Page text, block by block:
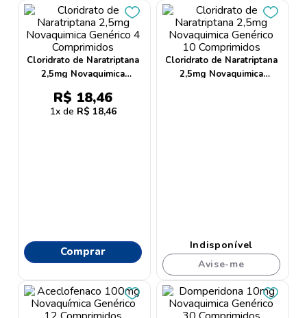
Cloridrato de Naratriptana
2,5mg Novaquimica
Genérico 4 Comprimidos
R$ 18,46
1 R$ 18,46
Comprar
Cloridrato de Naratriptana
2,5mg Novaquimica
Indisponível
Avise-me
6 elseve
7º dove
8 proge
lenço umedecido
oleo